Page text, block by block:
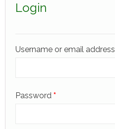
Muziekopleiding
Login
Username or email address
Password *